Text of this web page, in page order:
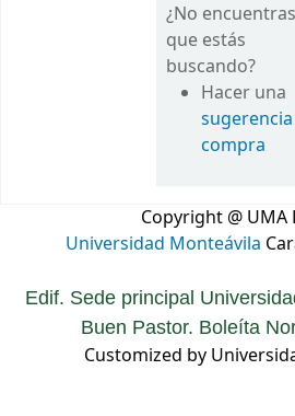
¿No
que estás
buscando?
Hacer una
compra
Copyright @ UMA
Universidad Monteávila
Edif. Sede principal
Buen Pastor. Boleíta
Customized by